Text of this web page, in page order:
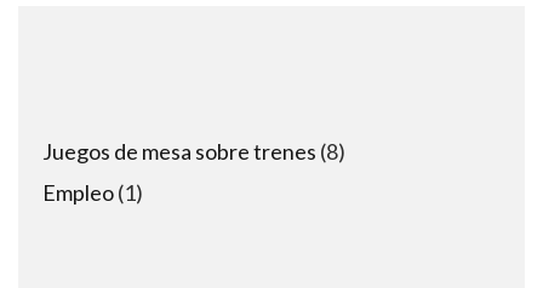
Juegos de mesa sobre trenes 88
Empleo 11